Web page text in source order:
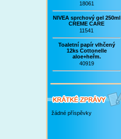
18061
NIVEA sprchový gel 250ml
CREME CARE
11541
Toaletní papír vlhčený
12ks Cottonelle
aloe+heřm.
40919
žádné příspěvky